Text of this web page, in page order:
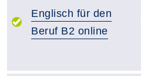
Englisch für den
Beruf B2 online